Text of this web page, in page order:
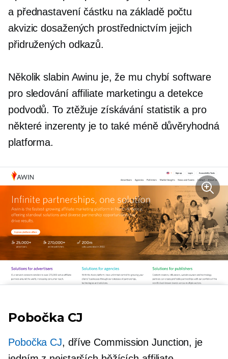
a přednastaveníčástku na základě počtu
akvizic dosažených prostřednictvím jejich
přidružených odkazů.
Několik slabin Awinu je, že mu chybí software
pro sledování affiliate marketingu a detekce
podvodů. To ztěžuje získávání statistik a pro
některé inzerenty je to také méně důvěryhodná
platforma.
Pobočka CJ
Pobočka CJ, dříve Commission Junction, je